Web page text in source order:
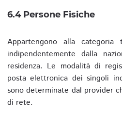
6.4 Persone Fisiche
Appartengono alla
indipendentemente dalla
residenza. Le modalità di
posta elettronica dei singoli
sono determinate dal provider
di rete.